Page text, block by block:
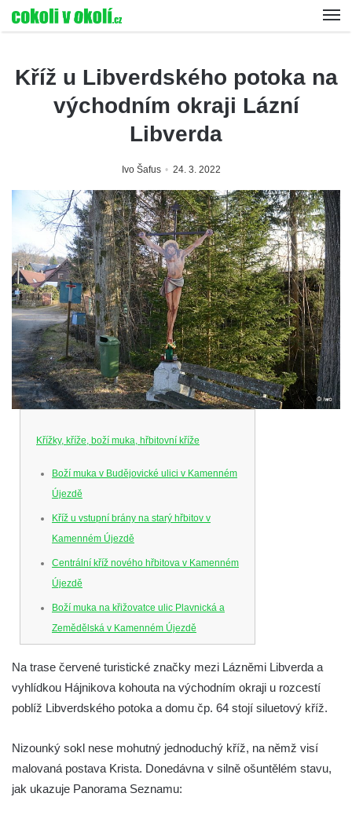
Kříž u Libverdského potoka na
východním okraji Lázní
Libverda
Ivo Šafus 24. 3. 2022
Křížky, kříže, boží muka, hřbitovní kříže
Boží muka v Budějovické ulici v Kamenném
Újezdě
Kříž u vstupní brány na starý hřbitov v
Kamenném Újezdě
Centrální kříž nového hřbitova v Kamenném
Újezdě
Boží muka na křižovatce ulic Plavnická a
Zemědělská v Kamenném Újezdě
v Kamenném Újezdě
Kříž na křižovatce ulic 5. května a Dělnická
v Kamenném Újezdě
Kříž v Dělnické ulici v Kamenném Újezdě
Boží muka na křižovatce ulic Latrán a K
Malší ve Velešíně
Na trase červené turistické značky mezi Lázněmi Libverda a
vyhlídkou Hájnikova kohouta na východním okraji u rozcestí
poblíž Libverdského potoka a domu čp. 64 stojí siluetový kříž.
Nizounký sokl nese mohutný jednoduchý kříž, na němž visí
malovaná postava Krista. Donedávna v silně ošuntělém stavu,
jak ukazuje Panorama Seznamu: